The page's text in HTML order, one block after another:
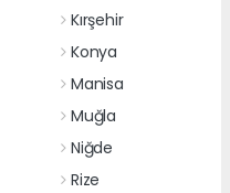
Kırşehir
Konya
Manisa
Muğla
Niğde
Rize